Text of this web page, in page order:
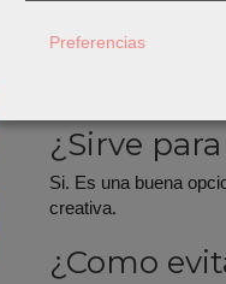
¿Se puede
En la mayoria de
¿Sirve
Si. Es una buena
creativa.
¿Como
Preferencias